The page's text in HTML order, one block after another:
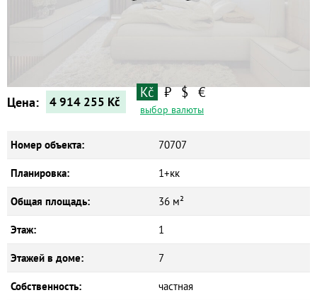
Цена: 4 914 255 Kč
Kč ₽ $ €
выбор валюты
Номер объекта: 70707
Планировка: 1+кк
Общая площадь: 36 м²
Этаж: 1
Этажей в доме: 7
Собственность: частная